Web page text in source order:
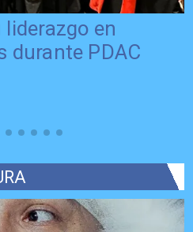
en
durante PDAC